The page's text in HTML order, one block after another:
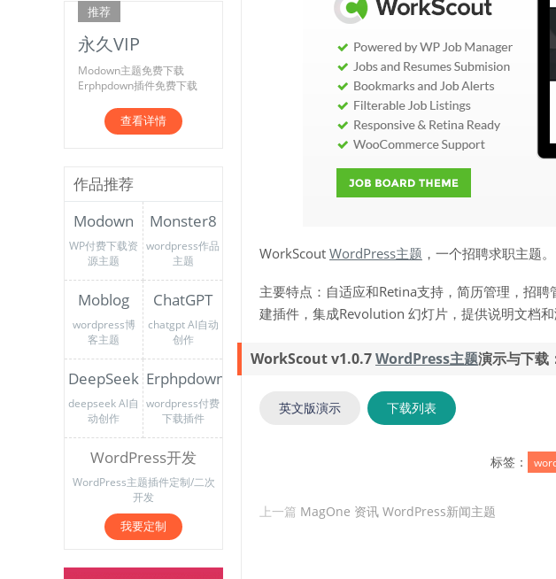
WorkScout WordPress主题 ，一个招聘求职主题。
主要特点：自适应和Retina支持，简历管理，招
建插件，集成Revolution 幻灯片，提供说明文档和
WorkScout v1.0.7WordPress主题演示与下载
英文版演示 下载列表
标签：
上一篇 MagOne 资讯 WordPress新闻主题
推荐
永久VIP
Modown主题免费下载
Erphpdown插件免费下载
查看详情
作品推荐
Modown
WP付费下载资
源主题
Monster8
wordpress作品
主题
Moblog
wordpress博
客主题
ChatGPT
chatgpt AI自动
创作
DeepSeek
deepseek AI自
动创作
Erphpdown
wordpress付费
下载插件
WordPress开发
WordPress主题插件定制/二次
开发
我要定制